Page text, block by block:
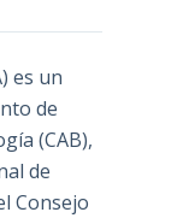
es un
de
(CAB),
de
Consejo